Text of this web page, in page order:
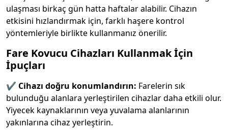
ulaşması birkaç gün hatta haftalar alabilir. Cihazın
etkisini hızlandırmak için, farklı haşere kontrol
yöntemleriyle birlikte kullanmanız önerilir.
Fare Kovucu Cihazları Kullanmak İçin
İpuçları
✔️ Cihazı doğru konumlandırın: Farelerin sık
bulunduğu alanlara yerleştirilen cihazlar daha etkili olur.
Yiyecek kaynaklarının veya yuvalama alanlarının
yakınlarına cihaz yerleştirin.